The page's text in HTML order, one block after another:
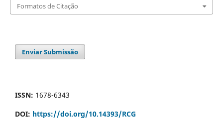
Formatos de Citação
Enviar Submissão
ISSN: 1678-6343
DOI: https://doi.org/10.14393/RCG